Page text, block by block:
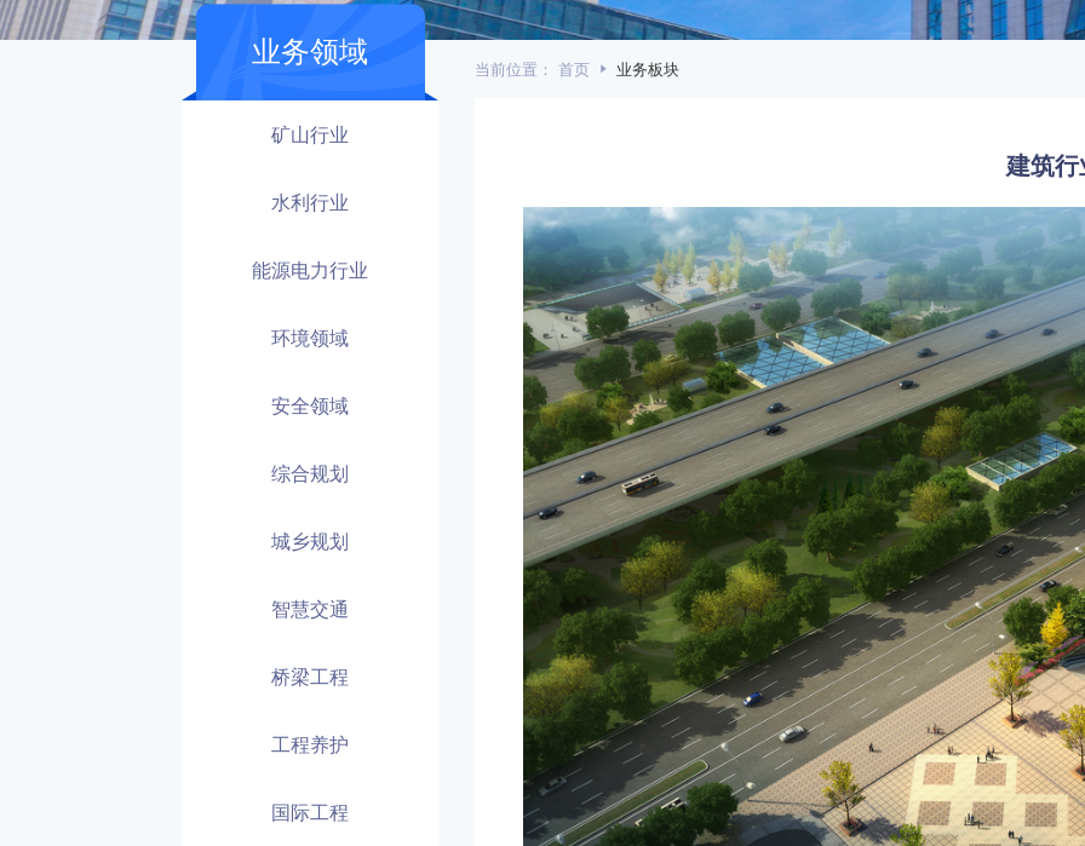
业务领域
矿山行业
水利行业
能源电力行业
环境领域
安全领域
综合规划
城乡规划
智慧交通
桥梁工程
工程养护
国际工程
当前位置： 首页 业务板块
建筑